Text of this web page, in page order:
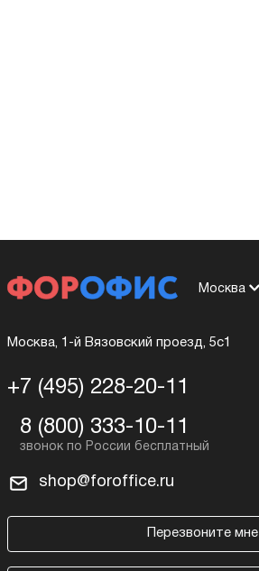
Москва
Москва, 1-й Вязовский проезд, 5с1
+7 (495) 228-20-11
8 (800) 333-10-11
shop@foroffice.ru
Перезвоните мне